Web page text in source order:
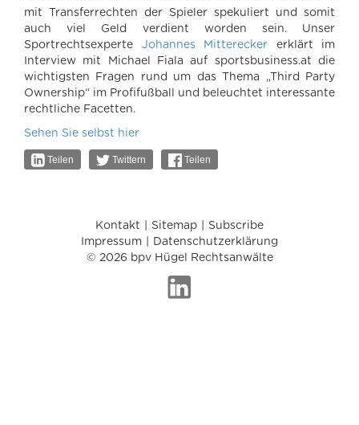
mit Transferrechten der Spieler spekuliert und somit
auch viel Geld verdient worden sein. Unser
Sportrechtsexperte Johannes Mitterecker erklärt im
Interview mit Michael Fiala auf sportsbusiness.at die
wichtigsten Fragen rund um das Thema „Third Party
Ownership“ im Profifußball und beleuchtet interessante
rechtliche Facetten.
Sehen Sie selbst hier
Teilen Twittern Teilen
Kontakt Sitemap
Subscribe
Impressum
Datenschutzerklärung
© 2026 bpv Hügel Rechtsanwälte